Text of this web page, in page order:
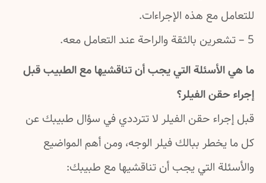
مع هذه الإجراءات.
التي يجب أن تناقشيها مع الطبيب قبل
الفيلر؟
حقن الفيلر لا تترددي في سؤال طبيبك عن
ببالك فيلر الوجه، ومن أهم المواضيع
التي يجب أن تناقشيها مع طبيبك: